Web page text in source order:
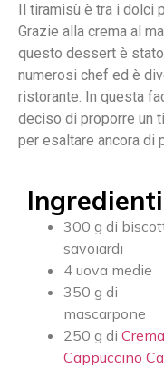
Il tiramisù è tra i dolci
Grazie alla crema al
questo dessert è
numerosi chef ed è
ristorante. In questa
deciso di proporre un
per esaltare ancora di
Ingredienti
300 g di
savoiardi
4 uova medie
350 g di
mascarpone
250 g di Crema
Cappuccino